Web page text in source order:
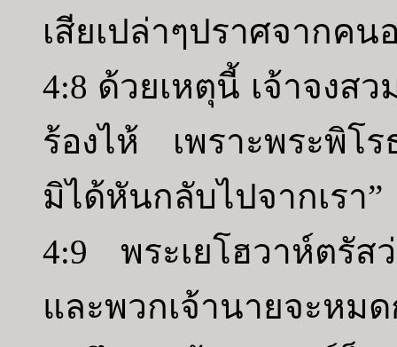
เสียเปล่าๆปราศจากคน
4:8 ด้วยเหตุนี้ เจ้าจงส
ร้องไห้ เพราะพระพิโร
มิได้หันกลับไปจากเรา”
4:9 พระเยโฮวาห์ตรั
และพวกเจ้านายจะหม